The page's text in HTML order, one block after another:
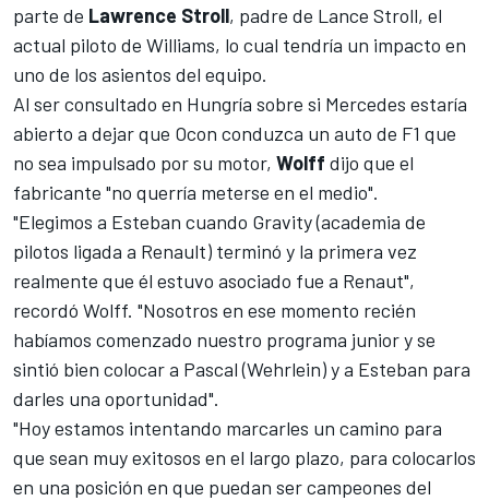
parte de Lawrence Stroll, padre de Lance Stroll, el
actual piloto de Williams, lo cual tendría un impacto en
uno de los asientos del equipo.
Al ser consultado en Hungría sobre si Mercedes estaría
abierto a dejar que Ocon conduzca un auto de F1 que
no sea impulsado por su motor, Wolff dijo que el
fabricante "no querría meterse en el medio".
"Elegimos a Esteban cuando Gravity (academia de
pilotos ligada a Renault) terminó y la primera vez
realmente que él estuvo asociado fue a Renaut",
recordó Wolff. "Nosotros en ese momento recién
habíamos comenzado nuestro programa junior y se
sintió bien colocar a Pascal (Wehrlein) y a Esteban para
darles una oportunidad".
"Hoy estamos intentando marcarles un camino para
que sean muy exitosos en el largo plazo, para colocarlos
en una posición en que puedan ser campeones del